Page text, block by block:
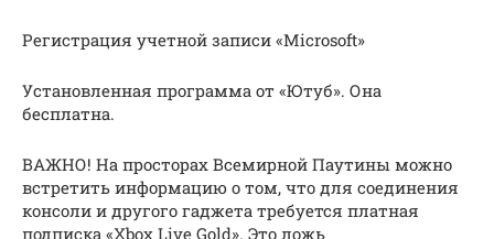
Регистрация учетной записи «Microsoft»
Установленная программа от «Ютуб». Она
бесплатна.
ВАЖНО! На просторах Всемирной Паутины можно
встретить информацию о том, что для соединения
консоли и другого гаджета требуется платная
подписка «Xbox Live Gold». Это ложь